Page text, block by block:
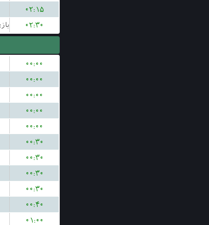
۰۲:۱۵
۰۲:۳۰
۰۰:۰۰
۰۰:۰۰
۰۰:۰۰
۰۰:۰۰
۰۰:۰۰
۰۰:۳۰
۰۰:۳۰
۰۰:۳۰
۰۰:۳۰
۰۰:۴۰
۰۱:۰۰